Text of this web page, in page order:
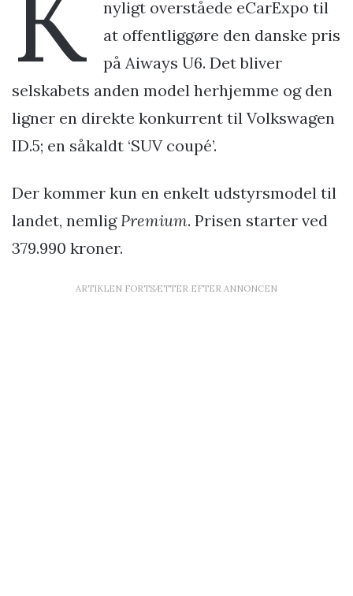
nyligt overståede eCarExpo til
at offentliggøre den danske pris
på Aiways U6. Det bliver
selskabets anden model herhjemme og den
ligner en direkte konkurrent til Volkswagen
ID.5; en såkaldt ‘SUV coupé’.
Der kommer kun en enkelt udstyrsmodel til
landet, nemlig Premium. Prisen starter ved
379.990 kroner.
ARTIKLEN FORTSÆTTER EFTER ANNONCEN